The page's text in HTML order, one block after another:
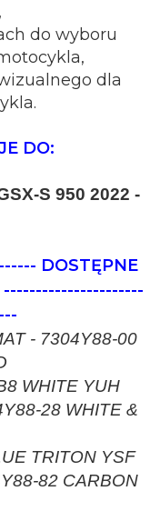
do wyboru
dla
DO:
S 950 2022 -
DOSTĘPNE
----------------------
- 7304Y88-00
WHITE YUH
28 WHITE &
TRITON YSF
82 CARBON